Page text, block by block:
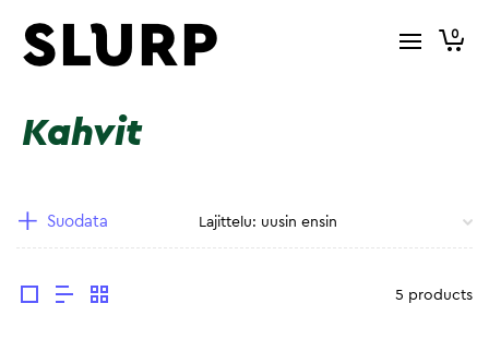
0
Kahvit
Suodata
5 products